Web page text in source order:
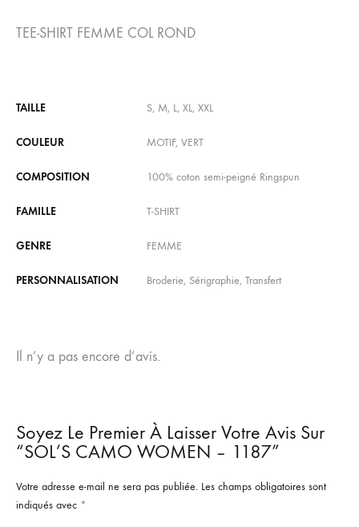
TEE-SHIRT FEMME COL ROND
TAILLE S, M, L, XL, XXL
COULEUR MOTIF, VERT
COMPOSITION 100% coton semi-peigné Ringspun
FAMILLE T-SHIRT
GENRE FEMME
PERSONNALISATION Broderie, Sérigraphie, Transfert
Il n’y a pas encore d’avis.
Soyez Le Premier À Laisser Votre Avis Sur
“SOL’S CAMO WOMEN – 1187”
Votre adresse e-mail ne sera pas publiée. Les champs obligatoires sont
indiqués avec *